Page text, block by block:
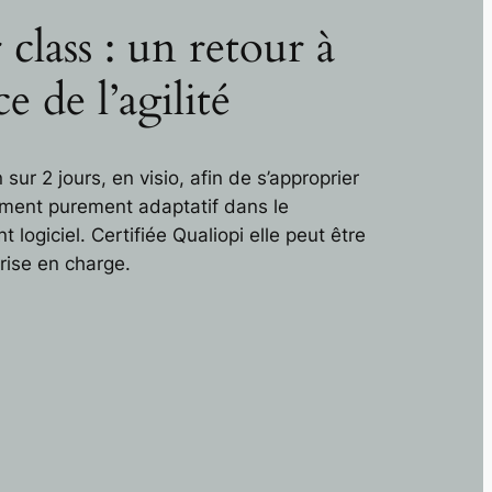
: un retour à
de l’agilité
2 jours, en visio, afin de s’approprier
purement adaptatif dans le
logiciel. Certifiée Qualiopi elle peut être
en charge.